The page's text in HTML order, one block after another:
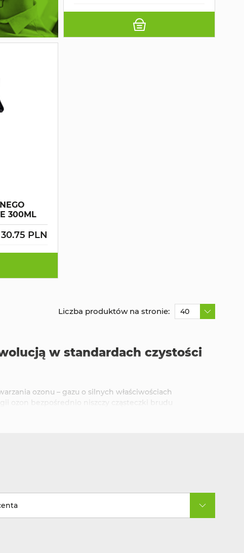
300ML
30.75 PLN
Liczba produktów na stronie: 40
w standardach czystości
ozonu – gazu o silnych właściwościach
ozon bezpośrednio niszczy cząsteczki brudu
zapachy w hotelach, zapewniając wysoki poziom
eliminują bakterie i grzyby, minimalizując ryzyko